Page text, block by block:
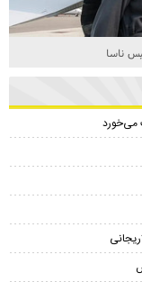
ناسا
می‌خورد